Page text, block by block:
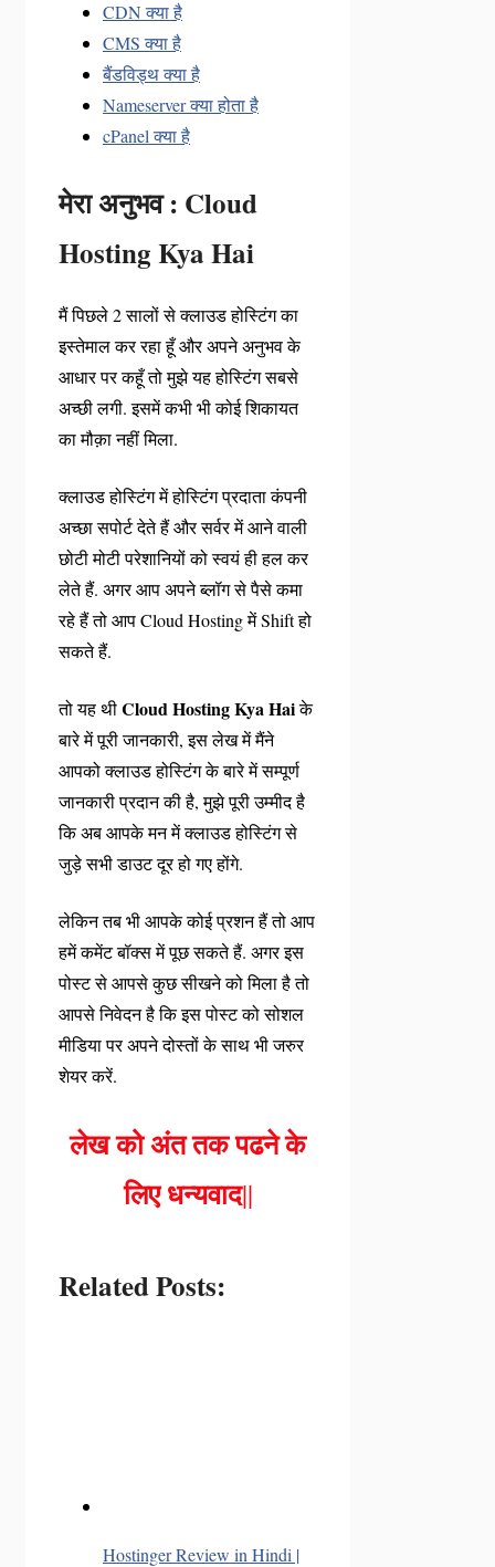
CDN क्या है
CMS क्या है
बैंडविड्थ क्या है
Nameserver क्या होता है
cPanel क्या है
मेरा अनुभव : Cloud
Hosting Kya Hai
मैं पिछले 2 सालों से क्लाउड होस्टिंग का
इस्तेमाल कर रहा हूँ और अपने अनुभव के
आधार पर कहूँ तो मुझे यह होस्टिंग सबसे
अच्छी लगी. इसमें कभी भी कोई शिकायत
का मौक़ा नहीं मिला.
क्लाउड होस्टिंग में होस्टिंग प्रदाता कंपनी
अच्छा सपोर्ट देते हैं और सर्वर में आने वाली
छोटी मोटी परेशानियों को स्वयं ही हल कर
लेते हैं. अगर आप अपने ब्लॉग से पैसे कमा
रहे हैं तो आप Cloud Hosting में Shift हो
सकते हैं.
तो यह थीCloud Hosting Kya Haiके
बारे में पूरी जानकारी, इस लेख में मैंने
आपको क्लाउड होस्टिंग के बारे में सम्पूर्ण
जानकारी प्रदान की है, मुझे पूरी उम्मीद है
कि अब आपके मन में क्लाउड होस्टिंग से
जुड़े सभी डाउट दूर हो गए होंगे.
लेकिन तब भी आपके कोई प्रशन हैं तो आप
हमें कमेंट बॉक्स में पूछ सकते हैं. अगर इस
पोस्ट से आपसे कुछ सीखने को मिला है तो
आपसे निवेदन है कि इस पोस्ट को सोशल
मीडिया पर अपने दोस्तों के साथ भी जरुर
शेयर करें.
लेख को अंत तक पढने के
लिए धन्यवाद||
Related Posts:
Hostinger Review in Hindi |